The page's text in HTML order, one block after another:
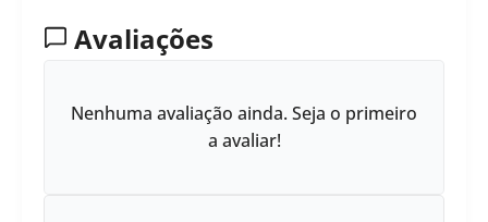
Avaliações
Nenhuma avaliação ainda. Seja o primeiro
a avaliar!